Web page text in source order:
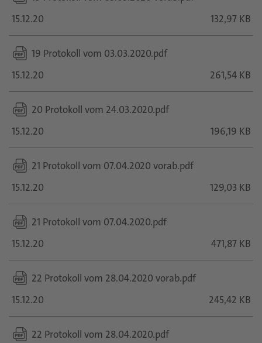
15.12.20
132,97 KB
19 Protokoll vom 03.03.2020.pdf
15.12.20
261,54 KB
20 Protokoll vom 24.03.2020.pdf
15.12.20
196,19 KB
21 Protokoll vom 07.04.2020 vorab.pdf
15.12.20
129,03 KB
21 Protokoll vom 07.04.2020.pdf
15.12.20
471,87 KB
22 Protokoll vom 28.04.2020 vorab.pdf
15.12.20
245,42 KB
22 Protokoll vom 28.04.2020.pdf